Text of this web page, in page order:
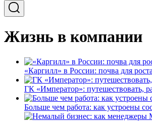
Жизнь в компании
«Каргилл» в России: почва для роста
ГК «Император»: путешествовать,
Больше чем работа: как устроены